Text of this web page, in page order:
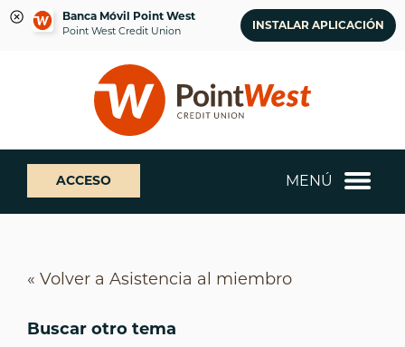
Banca Móvil Point West
Point West Credit Union INSTALAR APLICACIÓN
sesión
banca
web
¿Qué
podemos
ayudarte
a
ACCESO MENÚ
« Volver a Asistencia al miembro
Buscar otro tema